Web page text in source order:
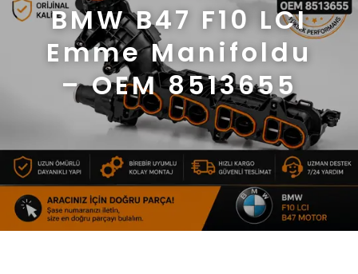
BMW B47 F10 LCI
Emme Manifoldu
– OEM 8513655